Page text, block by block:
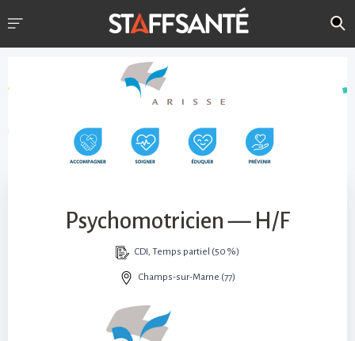
Psychomotricien — H/F
CDI, Temps partiel (50 %)
Champs-sur-Marne (77)